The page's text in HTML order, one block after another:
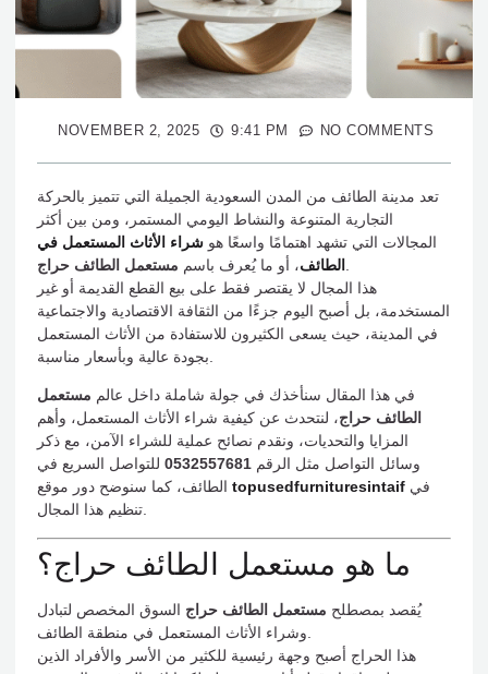
NOVEMBER 2, 2025 9:41 PM NO COMMENTS
تعد مدينة الطائف من المدن السعودية الجميلة التي تتميز بالحركة
التجارية المتنوعة والنشاط اليومي المستمر، ومن بين أكثر
المجالات التي تشهد اهتمامًا واسعًا هو شراء الأثاث المستعمل في
الطائف، أو ما يُعرف باسم مستعمل الطائف حراج
هذا المجال لا يقتصر فقط على بيع القطع القديمة أو غير
المستخدمة، بل أصبح اليوم جزءًا من الثقافة الاقتصادية والاجتماعية
في المدينة، حيث يسعى الكثيرون للاستفادة من الأثاث المستعمل
في هذا المقال سنأخذك في جولة شاملة داخل عالم مستعمل
الطائف حراج، لنتحدث عن كيفية شراء الأثاث المستعمل، وأهم
المزايا والتحديات، ونقدم نصائح عملية للشراء الآمن، مع ذكر
وسائل التواصل مثل الرقم 0532557681 للتواصل السريع في
topusedfurnituresintaif في
تنظيم هذا المجال.
ما هو مستعمل الطائف حراج؟
يُقصد بمصطلح مستعمل الطائف حراج السوق المخصص لتبادل
هذا الحراج أصبح وجهة رئيسية للكثير من الأسر والأفراد الذين